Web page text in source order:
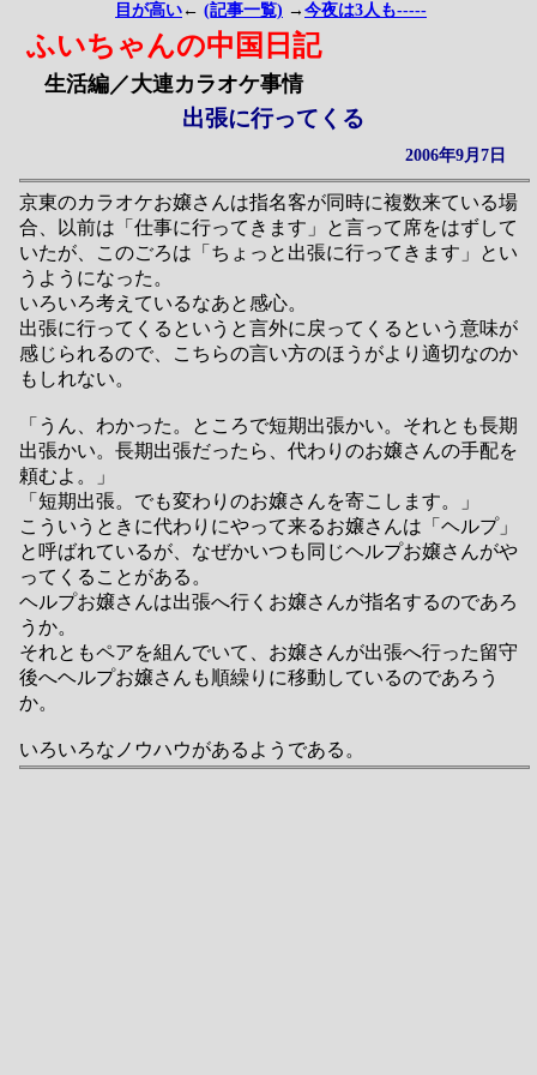
目が高い ← (記事一覧) → 今夜は3人も-----
ふいちゃんの中国日記
生活編／大連カラオケ事情
出張に行ってくる
2006年9月7日
京東のカラオケお嬢さんは指名客が同時に複数来ている場
合、以前は「仕事に行ってきます」と言って席をはずして
いたが、このごろは「ちょっと出張に行ってきます」とい
うようになった。
いろいろ考えているなあと感心。
出張に行ってくるというと言外に戻ってくるという意味が
感じられるので、こちらの言い方のほうがより適切なのか
もしれない。
「うん、わかった。ところで短期出張かい。それとも長期
出張かい。長期出張だったら、代わりのお嬢さんの手配を
頼むよ。」
「短期出張。でも変わりのお嬢さんを寄こします。」
こういうときに代わりにやって来るお嬢さんは「ヘルプ」
と呼ばれているが、なぜかいつも同じヘルプお嬢さんがや
ってくることがある。
ヘルプお嬢さんは出張へ行くお嬢さんが指名するのであろ
うか。
それともペアを組んでいて、お嬢さんが出張へ行った留守
後へヘルプお嬢さんも順繰りに移動しているのであろう
か。
いろいろなノウハウがあるようである。